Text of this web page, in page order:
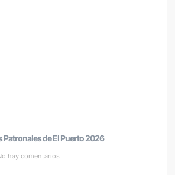
Patronales de El Puerto 2026
hay comentarios